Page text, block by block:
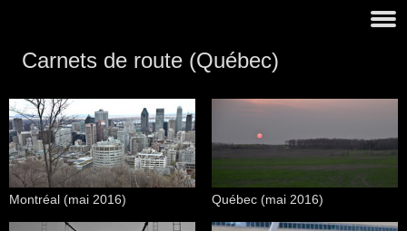
Carnets de route (Québec)
Montréal (mai 2016) Québec (mai 2016)